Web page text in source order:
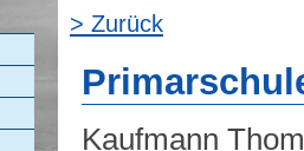
> Zurück
Kaufmann